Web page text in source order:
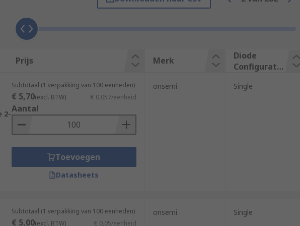
dissipation, mount types, and different configurations.
and electrostatic discharge or for switching
reliably in the breakdown region, unlike normal diodes
Prijs Merk
Diode
Configuratio
2-
Subtotaal (1 verpakking van 100 eenheden)
€ 5,70(excl. BTW) € 0,057/eenheid
Aantal
Toevoegen
Datasheets
onsemi Single
Subtotaal (1 verpakking van 100 eenheden)
€ 5,00(excl. BTW) € 0,05/eenheid
onsemi Single